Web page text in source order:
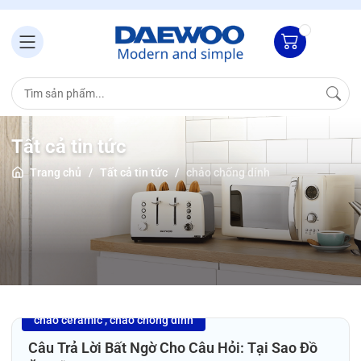
Tất cả tin tức
Trang chủ / Tất cả tin tức / chảo chống dính
27 /08/2025
chảo ceramic chảo chống dính
Câu Trả Lời Bất Ngờ Cho Câu Hỏi: Tại Sao Đồ